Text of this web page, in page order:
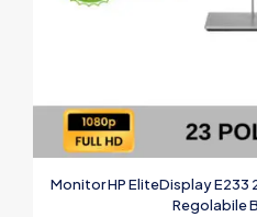
Monitor HP EliteDisplay E233
Regolabile